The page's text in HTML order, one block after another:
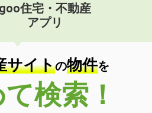
goo住宅・不動産
アプリ
サイトの物件を
検索！